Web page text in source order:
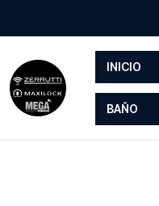
INICIO
BAÑO